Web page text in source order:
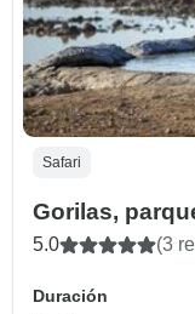
Safari
Gorilas,
5.0 (3
Duración